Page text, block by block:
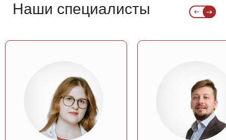
Наши специалисты